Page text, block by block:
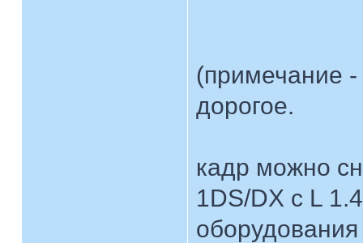
(примечание
дорогое.
кадр можно
1DS/DX c L
оборудования